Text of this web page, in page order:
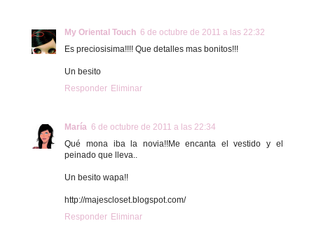
My Oriental Touch 6 de octubre de 2011 a las 22:32
Es preciosisima!!!! Que detalles mas bonitos!!!
Un besito
Responder Eliminar
María 6 de octubre de 2011 a las 22:34
Qué mona iba la novia!!Me encanta el vestido y el
peinado que lleva..
Un besito wapa!!
http://majescloset.blogspot.com/
Responder Eliminar